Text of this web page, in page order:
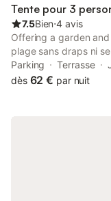
Tente pour 3
7.5Bien⋅4 avis
Offering a garden
plage sans draps ni
from Port-Breton Park
property offers
Parking Terrasse
dès 62 € par nuit